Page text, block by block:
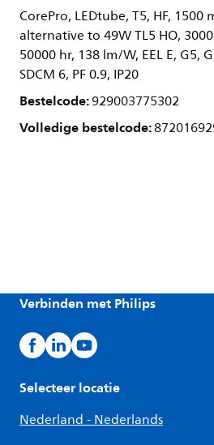
CorePro, LEDtube, T5, HF, 1500
alternative to 49W TL5 HO,
50000 hr, 138 lm/W, EEL E, G5,
SDCM 6, PF 0.9, IP20
Bestelcode:929003775302
Volledige bestelcode:
Verbinden met Philips
Selecteer locatie
Nederland - Nederlands